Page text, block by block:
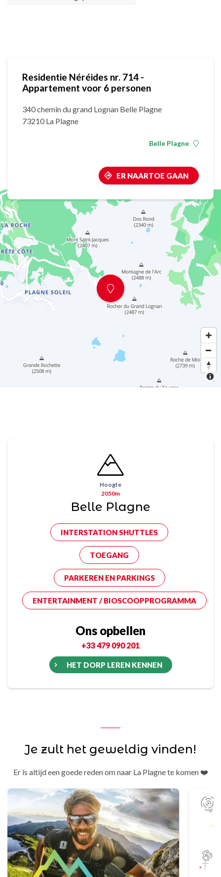
Residentie Néréides nr. 714 -
Appartement voor 6 personen
340 chemin du grand Lognan Belle Plagne
73210 La Plagne
Belle Plagne
ER NAARTOE GAAN
Hoogte
2050m
Belle Plagne
INTERSTATION SHUTTLES
TOEGANG
PARKEREN EN PARKINGS
ENTERTAINMENT / BIOSCOOPPROGRAMMA
Ons opbellen
+33 479 090 201
HET DORP LEREN KENNEN
Je zult het geweldig vinden!
Er is altijd een goede reden om naar La Plagne te komen ❤️